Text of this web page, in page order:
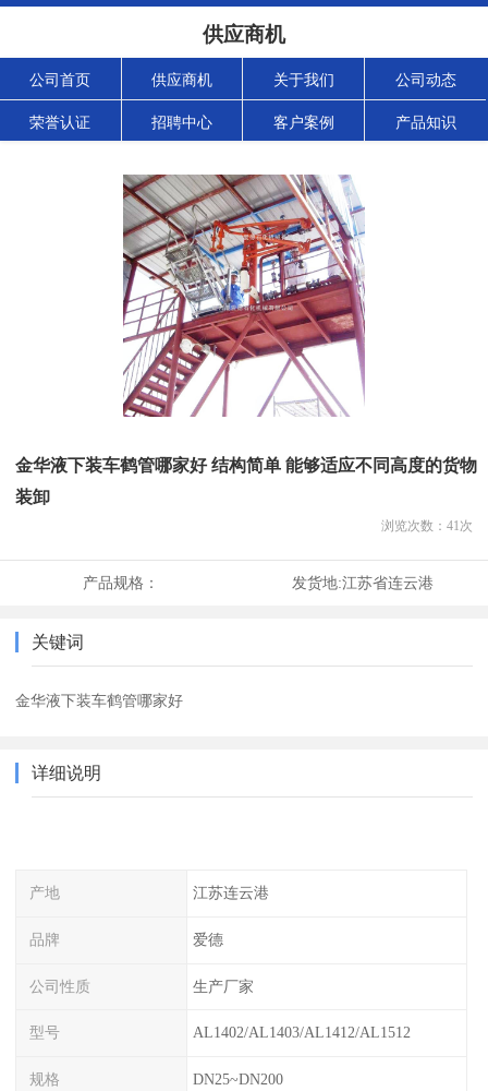
供应商机
公司首页 供应商机 关于我们 公司动态
荣誉认证 招聘中心 客户案例 产品知识
金华液下装车鹤管哪家好 结构简单 能够适应不同高度的货物
装卸
浏览次数： 41次
产品规格： 发货地:江苏省连云港
关键词
金华液下装车鹤管哪家好
详细说明
产地 江苏连云港
品牌 爱德
公司性质 生产厂家
型号 AL1402/AL1403/AL1412/AL1512
规格 DN25~DN200